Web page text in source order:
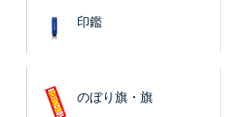
印鑑
のぼり旗・旗